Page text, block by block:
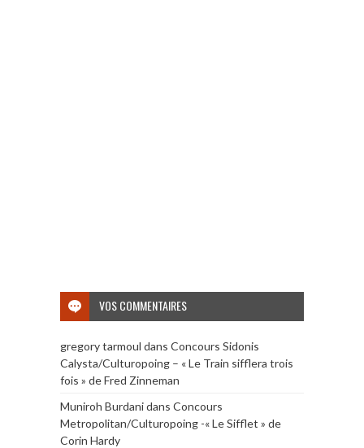
VOS COMMENTAIRES
gregory tarmoul dans Concours Sidonis
Calysta/Culturopoing – « Le Train sifflera trois
fois » de Fred Zinneman
Muniroh Burdanidans Concours
Metropolitan/Culturopoing -« Le Sifflet » de
Corin Hardy